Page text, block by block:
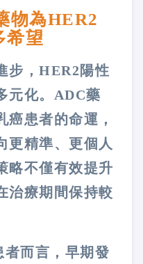
物為HER2
希望
步，HER2陽性
元化。ADC藥
癌患者的命運，
更精準、更個人
略不僅有效提升
治療期間保持較
而言，早期發